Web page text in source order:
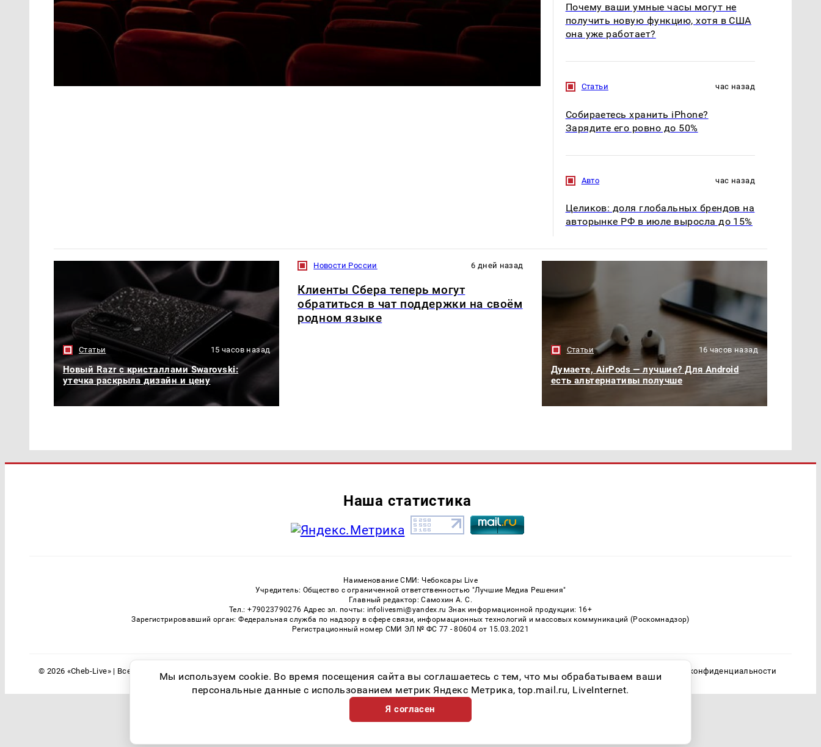
Почему ваши умные часы могут не
получить новую функцию, хотя в США
она уже работает?
Статьи час назад
Собираетесь хранить iPhone?
Зарядите его ровно до 50%
Авто час назад
Целиков: доля глобальных брендов на
авторынке РФ в июле выросла до 15%
Статьи 15 часов назад
Новый Razr с кристаллами Swarovski:
утечка раскрыла дизайн и цену
Новости России 6 дней назад
Клиенты Сбера теперь могут
обратиться в чат поддержки на своём
родном языке
Статьи 16 часов назад
Думаете, AirPods — лучшие? Для Android
есть альтернативы получше
Наша статистика
Наименование СМИ: Чебоксары Live
Учредитель: Общество с ограниченной ответственностью "Лучшие Медиа Решения"
Главный редактор: Самохин А. С.
Тел.: +79023790276 Адрес эл. почты: infolivesmi@yandex.ru Знак информационной продукции: 16+
Зарегистрировавший орган: Федеральная служба по надзору в сфере связи, информационных технологий и массовых коммуникаций (Роскомнадзор)
Регистрационный номер СМИ ЭЛ № ФС 77 - 80604 от 15.03.2021
© 2026 «Cheb-Live» | Все права защищены Возрастная категория сайта 16+ Политика конфиденциальности
Мы используем cookie. Во время посещения сайта вы соглашаетесь с тем, что мы обрабатываем ваши
персональные данные с использованием метрик Яндекс Метрика, top.mail.ru, LiveInternet.
Я согласен